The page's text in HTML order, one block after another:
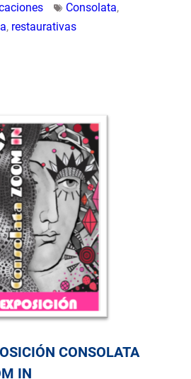
Consolata,
, restaurativas
CONSOLATA
IN